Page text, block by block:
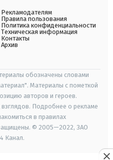
Рекламодателям
Правила пользования
Политика конфиденциальности
Техническая информация
Контакты
Архив
обозначены словами
Материалы с пометкой
авторов и героев.
Подробнее о рекламе
в правилах
© 2005—2022, ЗАО
Канал.